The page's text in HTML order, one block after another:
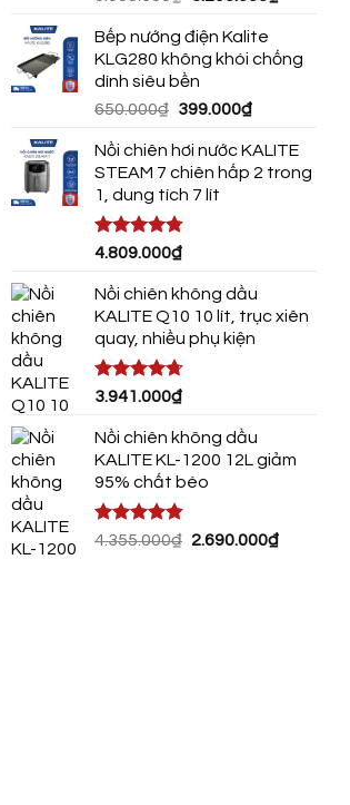
5 sao
là:
5.655.000₫.là:
Bếp nướng điện Kalite
KLG280 không khói chống
dính siêu bền
650.000₫ Giá
là:
650.000₫.
399.000₫Giá
tại
là:
Nồi chiên hơi nước KALITE
STEAM 7 chiên hấp 2 trong
1, dung tích 7 lít
Được xếp
5 sao
4.809.000₫
Nồi chiên không dầu
KALITE Q10 10 lít, trục xiên
quay, nhiều phụ kiện
Được xếp
5 sao
3.941.000₫
Nồi chiên không dầu
KALITE KL-1200 12L giảm
95% chất béo
Được xếp
4.355.000₫ Giá
2.690.000₫Giá